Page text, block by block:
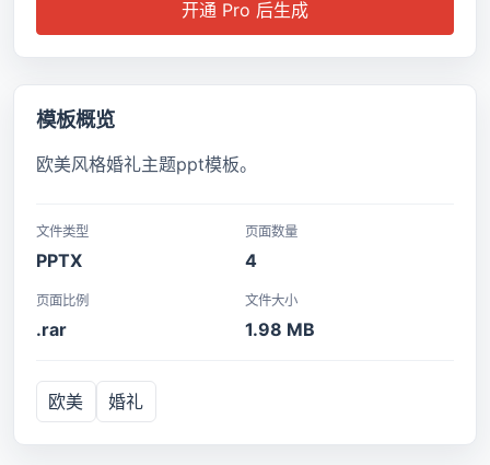
开通 Pro 后生成
模板概览
欧美风格婚礼主题ppt模板。
文件类型
PPTX
页面数量
4
页面比例
.rar
文件大小
1.98 MB
欧美 婚礼